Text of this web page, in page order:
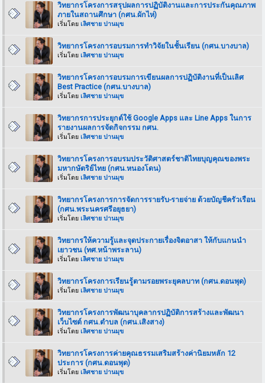
วิทยากรโครงการสรุปผลการปฏิบัติงานและการประกันคุณภาพ
ภายในสถานศึกษา (กศน.ผักไห่)
เริ่มโดยเลิศชาย ปานมุข
วิทยากรโครงการอบรมการทำวิจัยในชั้นเรียน (กศน.บางบาล)
เริ่มโดยเลิศชาย ปานมุข
วิทยากรโครงการอบรมการเขียนผลการปฏิบัติงานที่เป็นเลิศ
Best Practice (กศน.บางบาล)
เริ่มโดยเลิศชาย ปานมุข
วิทยากรการประยุกต์ใช้ Google Apps และ Line Apps ในการ
รายงานผลการจัดกิจกรรม กศน.
เริ่มโดยเลิศชาย ปานมุข
วิทยากรโครงการอบรมประวัติศาสตร์ชาติไทยบุญคุณของพระ
มหากษัตริย์ไทย (กศน.หนองโดน)
เริ่มโดยเลิศชาย ปานมุข
วิทยากรโครงการการจัดการรายรับ-รายจ่าย ด้วยบัญชีครัวเรือน
(กศน.พระนครศรีอยุธยา)
เริ่มโดยเลิศชาย ปานมุข
วิทยากรให้ความรู้และจุดประกายเรื่องจิตอาสา ให้กับแกนนำ
เยาวชน (ทศ.หน้าพระลาน)
เริ่มโดยเลิศชาย ปานมุข
วิทยากรโครงการเรียนรู้ตามรอยพระยุคลบาท (กศน.ดอนพุด)
เริ่มโดยเลิศชาย ปานมุข
วิทยากรโครงการพัฒนาบุคลากรปฏิบัติการสร้างและพัฒนา
เว็บไซต์ กศน.ตำบล (กศน.เสิงสาง)
เริ่มโดยเลิศชาย ปานมุข
วิทยากรโครงการค่ายคุณธรรมเสริมสร้างค่านิยมหลัก 12
ประการ (กศน.ดอนพุด)
เริ่มโดยเลิศชาย ปานมุข